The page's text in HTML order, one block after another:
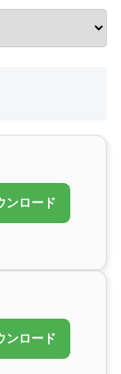
ンロード
ンロード